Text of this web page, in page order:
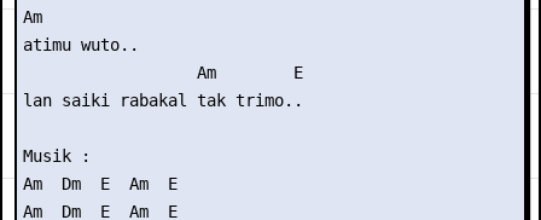
Am
atimu wuto..
                  Am        E
lan saiki rabakal tak trimo..
Musik :
Am  Dm  E  Am  E
Am  Dm  E  Am  E